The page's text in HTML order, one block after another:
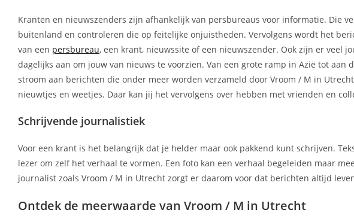
Kranten en nieuwszenders zijn afhankelijk van persbureaus voor informatie. Die
buitenland en controleren die op feitelijke onjuistheden. Vervolgens wordt het
van een persbureau, een krant, nieuwssite of een nieuwszender. Ook zijn er veel
dagelijks aan om jouw van nieuws te voorzien. Van een grote ramp in Azië tot aan
stroom aan berichten die onder meer worden verzameld door Vroom / M in
nieuwtjes en weetjes. Daar kan jij het vervolgens over hebben met vrienden en
Schrijvende journalistiek
Voor een krant is het belangrijk dat je helder maar ook pakkend kunt schrijven.
lezer om zelf het verhaal te vormen. Een foto kan een verhaal begeleiden maar
journalist zoals Vroom / M in Utrecht zorgt er daarom voor dat berichten altijd
Ontdek de meerwaarde van Vroom / M in Utrecht